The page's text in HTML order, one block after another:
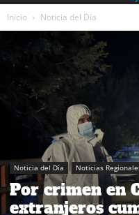
Inicio Noticia del Día
Noticia del Día Noticias
Por crimen en
extranjeros